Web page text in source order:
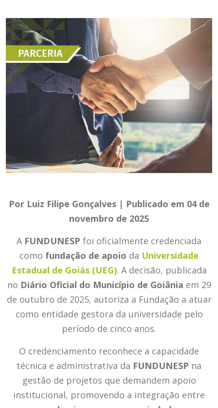
Por Luiz Filipe Gonçalves | Publicado em 04 de
novembro de 2025
A FUNDUNESP foi oficialmente credenciada
como fundação de apoio da Universidade
Estadual de Goiás (UEG). A decisão, publicada
no Diário Oficial do Município de Goiânia em 29
de outubro de 2025, autoriza a Fundação a atuar
como entidade gestora da universidade pelo
período de cinco anos.
O credenciamento reconhece a capacidade
técnica e administrativa da FUNDUNESP na
gestão de projetos que demandem apoio
institucional, promovendo a integração entre